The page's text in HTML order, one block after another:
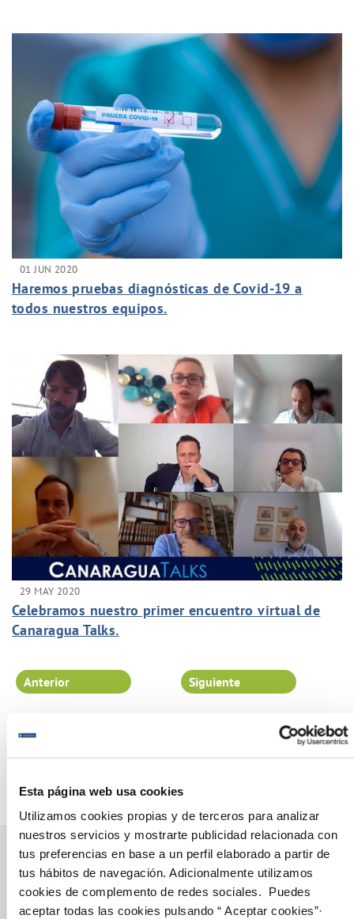
Esta página web usa cookies
Utilizamos cookies propias y de terceros para analizar
nuestros servicios y mostrarte publicidad relacionada con
tus preferencias en base a un perfil elaborado a partir de
tus hábitos de navegación. Adicionalmente utilizamos
cookies de complemento de redes sociales. Puedes
aceptar todas las cookies pulsando “ Aceptar cookies”·
01 JUN 2020
Haremos pruebas diagnósticas de Covid-19 a
todos nuestros equipos.
29 MAY 2020
Celebramos nuestro primer encuentro virtual de
Canaragua Talks.
Página 80 de 102
Anterior Siguiente
Gestiones Online